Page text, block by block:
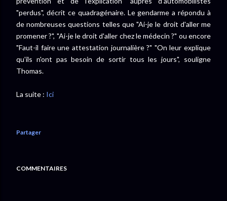
"perdus", décrit ce quadragénaire. Le gendarme a répondu à
de nombreuses questions telles que "Ai-je le droit d'aller me
promener ?", "Ai-je le droit d'aller chez le médecin ?" ou encore
"Faut-il faire une attestation journalière ?" "On leur explique
qu'ils n'ont pas besoin de sortir tous les jours", souligne
Thomas.
La suite : Ici
Partager
COMMENTAIRES